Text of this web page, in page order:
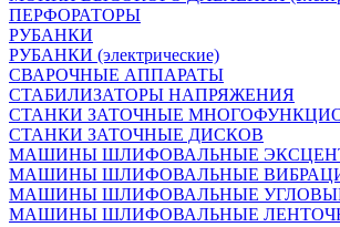
ПЕРФОРАТОРЫ
РУБАНКИ
РУБАНКИ (электрические)
СВАРОЧНЫЕ АППАРАТЫ
СТАБИЛИЗАТОРЫ НАПРЯЖЕНИЯ
СТАНКИ ЗАТОЧНЫЕ
СТАНКИ ЗАТОЧНЫЕ ДИСКОВ
МАШИНЫ ШЛИФОВАЛЬНЫЕ
МАШИНЫ ШЛИФОВАЛЬНЫЕ
МАШИНЫ ШЛИФОВАЛЬНЫЕ УГЛОВЫЕ
МАШИНЫ ШЛИФОВАЛЬНЫЕ